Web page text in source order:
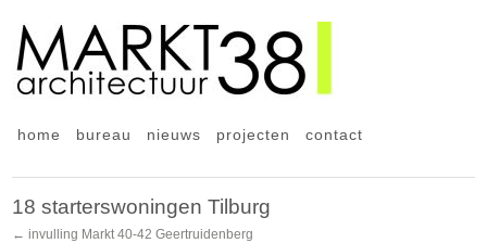
home bureau nieuws projecten contact
18 starterswoningen Tilburg
← invulling Markt 40-42 Geertruidenberg